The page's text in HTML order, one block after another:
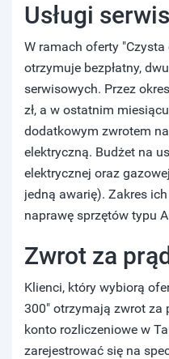
Usługi
W ramach oferty
otrzymuje bezpłatny,
serwisowych. Przez
zł, a w ostatnim
dodatkowym zwrotem
elektryczną. Budżet na
elektrycznej oraz
jedną awarię). Zakres
naprawę sprzętów typu
Zwrot za prąd
Klienci, który wybiorą
300" otrzymają zwrot za
konto rozliczeniowe w
zarejestrować się na